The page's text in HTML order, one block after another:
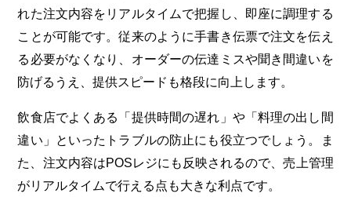
れた注文内容をリアルタイムで把握し、即座に調理する
ことが可能です。従来のように手書き伝票で注文を伝え
る必要がなくなり、オーダーの伝達ミスや聞き間違いを
防げるうえ、提供スピードも格段に向上します。
飲食店でよくある「提供時間の遅れ」や「料理の出し間
違い」といったトラブルの防止にも役立つでしょう。ま
た、注文内容はPOSレジにも反映されるので、売上管理
がリアルタイムで行える点も大きな利点です。